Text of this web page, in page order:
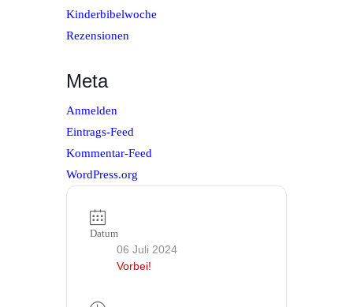
Kinderbibelwoche
Rezensionen
Meta
Anmelden
Eintrags-Feed
Kommentar-Feed
WordPress.org
Datum
06 Juli 2024
Vorbei!